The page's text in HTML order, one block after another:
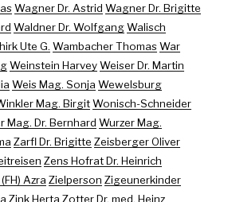
Wagner Dr. Astrid Wagner Dr. Brigitte
Waldner Dr. WolfgangWalisch
Ute G. Wambacher ThomasWar
Weinstein HarveyWeiser Dr. Martin
Weis Mag. Sonja Wewelsburg
Mag. BirgitWonisch-Schneider
Mag. Dr. Bernhard Wurzer Mag.
Zarfl Dr. Brigitte Zeisberger Oliver
Zens Hofrat Dr. Heinrich
Azra Zielperson Zigeunerkinder
Zink Herta Zotter Dr. med. Heinz